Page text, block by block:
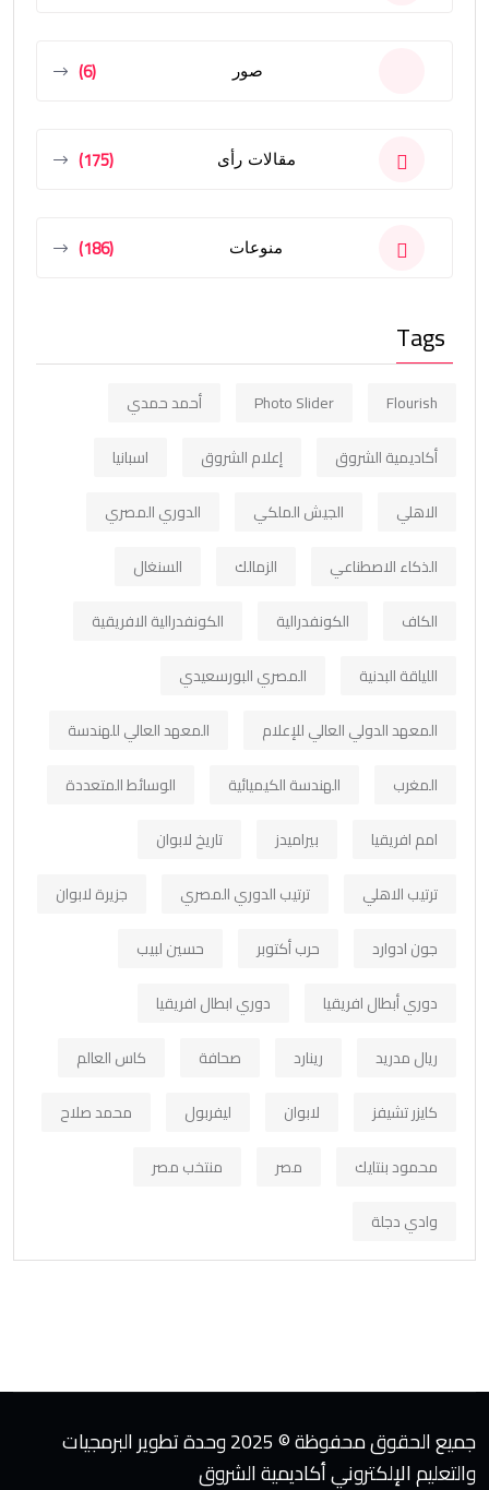
صور (6)
مقالات رأى (175)
منوعات (186)
Tags
Flourish
Photo Slider
أحمد حمدي
أكاديمية الشروق
إعلام الشروق
اسبانيا
الاهلي
الجيش الملكي
الدوري المصري
الذكاء الاصطناعي
الزمالك
السنغال
الكاف
الكونفدرالية
الكونفدرالية الافريقية
اللياقة البدنية
المصري البورسعيدي
المعهد الدولي العالي للإعلام
المعهد العالي للهندسة
المغرب
الهندسة الكيميائية
الوسائط المتعددة
امم افريقيا
بيراميدز
تاريخ لابوان
ترتيب الاهلي
ترتيب الدوري المصري
جزيرة لابوان
جون ادوارد
حرب أكتوبر
حسين لبيب
دوري أبطال افريقيا
دوري ابطال افريقيا
ريال مدريد
رينارد صحافة
كاس العالم
كايزر تشيفز
لابوان ليفربول
محمد صلاح
محمود بنتايك
مصر
منتخب مصر
وادي دجلة
جميع الحقوق محفوظة © 2025 وحدة تطوير البرمجيات
والتعليم الإلكتروني أكاديمية الشروق